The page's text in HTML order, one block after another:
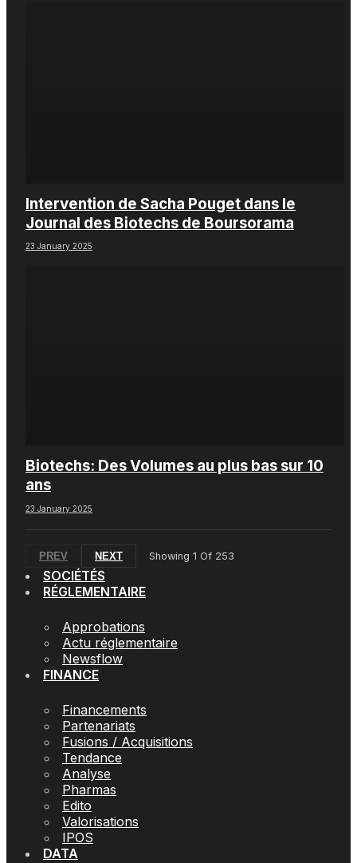
Intervention de Sacha Pouget dans le
Journal des Biotechs de Boursorama
23 January 2025
Biotechs: Des Volumes au plus bas sur 10
ans
23 January 2025
PREV NEXT Showing 1 Of 253
SOCIÉTÉS
RÉGLEMENTAIRE
Approbations
Actu réglementaire
Newsflow
FINANCE
Financements
Partenariats
Fusions / Acquisitions
Tendance
Analyse
Pharmas
Edito
Valorisations
IPOS
DATA